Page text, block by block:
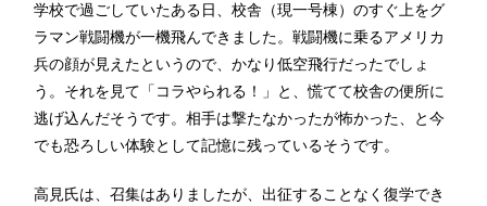
学校で過ごしていたある日、校舎（現一号棟）のすぐ上をグ
ラマン戦闘機が一機飛んできました。戦闘機に乗るアメリカ
兵の顔が見えたというので、かなり低空飛行だったでしょ
う。それを見て「コラやられる！」と、慌てて校舎の便所に
逃げ込んだそうです。相手は撃たなかったが怖かった、と今
でも恐ろしい体験として記憶に残っているそうです。
高見氏は、召集はありましたが、出征することなく復学でき